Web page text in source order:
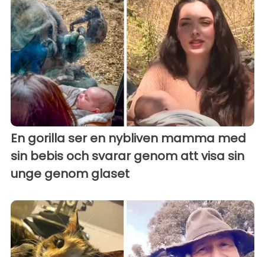
En gorilla ser en nybliven mamma med
sin bebis och svarar genom att visa sin
unge genom glaset